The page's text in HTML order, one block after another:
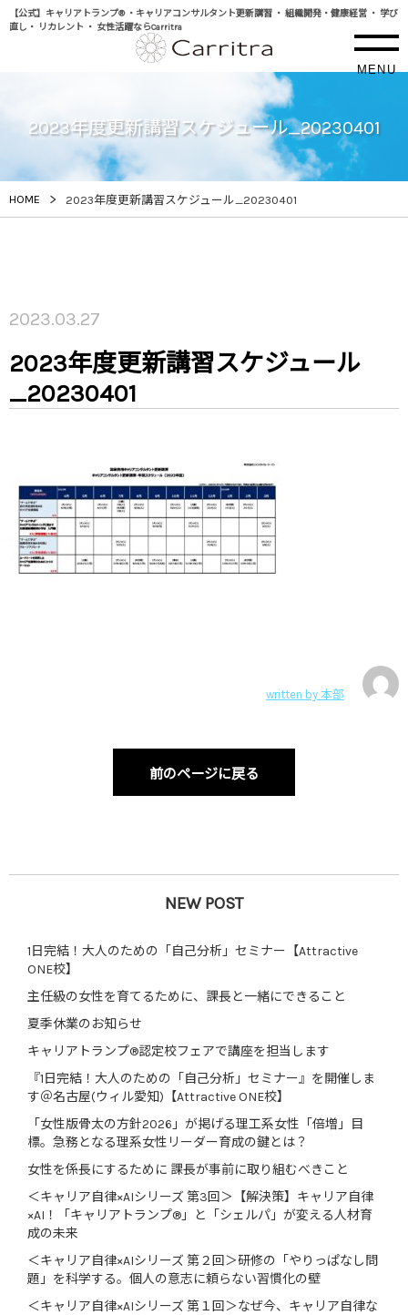
【公式】キャリアトランプ® ・キャリアコンサルタント更新講習 ・ 組織開発・健康経営 ・ 学び
直し・ リカレント ・ 女性活躍ならCarritra
MENU
2023年度更新講習スケジュール_20230401
HOME > 2023年度更新講習スケジュール_20230401
2023.03.27
2023年度更新講習スケジュール
_20230401
written by 本部
前のページに戻る
NEW POST
1日完結！大人のための「自己分析」セミナー【Attractive
ONE校】
主任級の女性を育てるために、課長と一緒にできること
夏季休業のお知らせ
キャリアトランプ®認定校フェアで講座を担当します
『1日完結！大人のための「自己分析」セミナー』を開催しま
す＠名古屋(ウィル愛知)【Attractive ONE校】
「女性版骨太の方針2026」が掲げる理工系女性「倍増」目
標。急務となる理系女性リーダー育成の鍵とは？
女性を係長にするために 課長が事前に取り組むべきこと
＜キャリア自律×AIシリーズ 第3回＞【解決策】キャリア自律
×AI！「キャリアトランプ®」と「シェルパ」が変える人材育
成の未来
＜キャリア自律×AIシリーズ 第２回＞研修の「やりっぱなし問
題」を科学する。個人の意志に頼らない習慣化の壁
＜キャリア自律×AIシリーズ 第１回＞なぜ今、キャリア自律な